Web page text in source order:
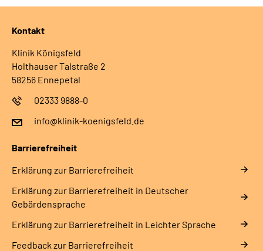
Kontakt
Klinik Königsfeld
Holthauser Talstraße 2
58256 Ennepetal
02333 9888-0
info@klinik-koenigsfeld.de
Barrierefreiheit
Erklärung zur Barrierefreiheit
Erklärung zur Barrierefreiheit in Deutscher
Gebärdensprache
Erklärung zur Barrierefreiheit in Leichter Sprache
Feedback zur Barrierefreiheit